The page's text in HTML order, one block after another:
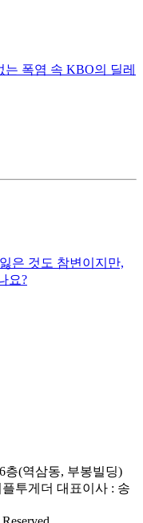
폭염 속 KBO의 딜레
은 것도 참변이지만,
요?
층(역삼동, 부봉빌딩)
투게더 대표이사 : 송